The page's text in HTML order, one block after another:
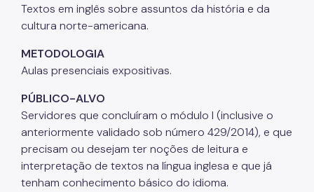
Textos em inglês sobre assuntos da história e da
cultura norte-americana.
METODOLOGIA
Aulas presenciais expositivas.
PÚBLICO-ALVO
Servidores que concluíram o módulo I (inclusive o
anteriormente validado sob número 429/2014), e que
precisam ou desejam ter noções de leitura e
interpretação de textos na língua inglesa e que já
tenham conhecimento básico do idioma.